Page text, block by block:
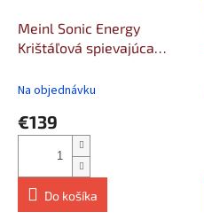
Meinl Sonic Energy
Krištáľová spievajúca
/ 20 cm, nota F4, Srdcová
Na objednávku
€139
Do košíka